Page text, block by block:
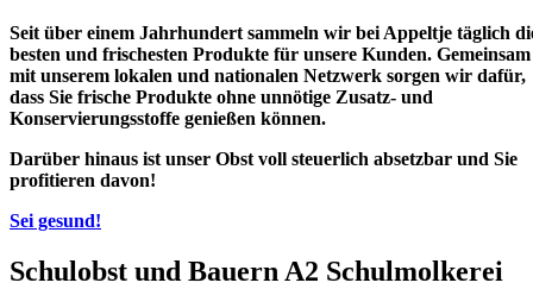
Seit über einem Jahrhundert sammeln wir bei Appeltje täglich
besten und frischesten Produkte für unsere Kunden. Gemeinsam
mit unserem lokalen und nationalen Netzwerk sorgen wir dafür,
dass Sie frische Produkte ohne unnötige Zusatz- und
Konservierungsstoffe genießen können.
Darüber hinaus ist unser Obst voll steuerlich absetzbar und Sie
profitieren davon!
Sei gesund!
Schulobst und Bauern A2 Schulmolkerei